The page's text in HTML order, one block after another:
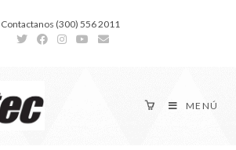
Contactanos (300) 556 2011
MENÚ